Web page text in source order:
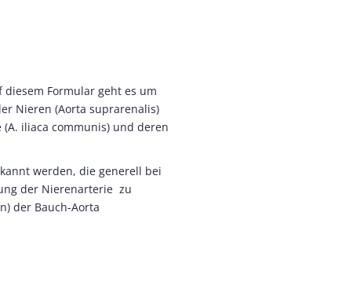
Formular geht es um
Nieren (Aorta suprarenalis)
iliaca communis) und deren
werden, die generell bei
der Nierenarterie zu
der Bauch-Aorta